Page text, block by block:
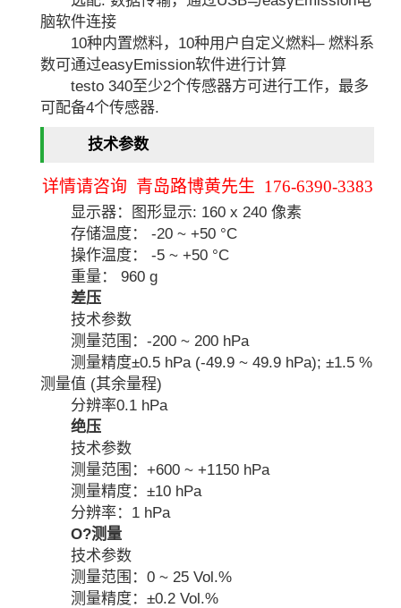
脑软件连接
10种内置燃料，10种用户自定义燃料– 燃料系
数可通过easyEmission软件进行计算
testo 340至少2个传感器方可进行工作，最多
可配备4个传感器.
技术参数
详情请咨询 青岛路博黄先生 176-6390-3383
显示器：图形显示: 160 x 240 像素
存储温度： -20 ~ +50 °C
操作温度： -5 ~ +50 °C
重量： 960 g
差压
技术参数
测量范围：-200 ~ 200 hPa
测量精度±0.5 hPa (-49.9 ~ 49.9 hPa); ±1.5 %
测量值 (其余量程)
分辨率0.1 hPa
绝压
技术参数
测量范围：+600 ~ +1150 hPa
测量精度：±10 hPa
分辨率：1 hPa
O?测量
技术参数
测量范围：0 ~ 25 Vol.%
测量精度：±0.2 Vol.%